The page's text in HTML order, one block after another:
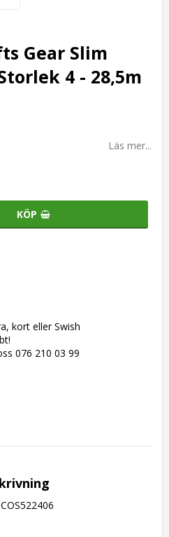
Gear Slim
4 - 28,5m
Läs mer...
KÖP
kort eller Swish
076 210 03 99